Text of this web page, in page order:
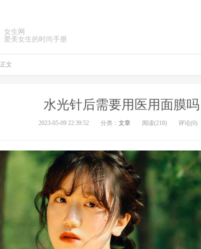
女生网
爱美女生的时尚手册
正文
水光针后需要用医用面膜吗
2023-05-09 22:39:52 分类： 文章 阅读(218) 评论(0)